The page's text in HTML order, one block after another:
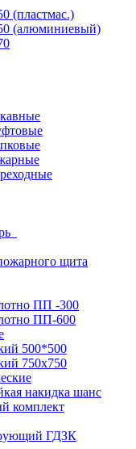
(пластмас.)
(алюминиевый)
щита
ПП -300
ПП-600
500*500
750х750
накидка шанс
комплект
ГДЗК